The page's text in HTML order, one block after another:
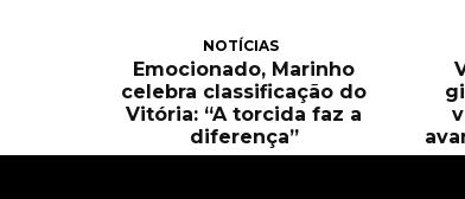
NOTÍCIAS
Emocionado, Marinho
celebra classificação do
Vitória: “A torcida faz a
diferença”